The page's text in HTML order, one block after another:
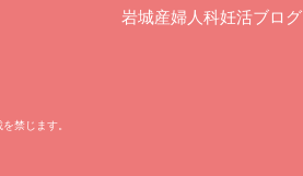
岩城産婦人科妊活ブログ
禁じます。